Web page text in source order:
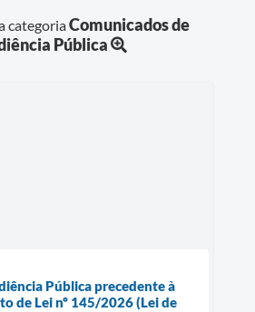
categoriaComunicados de
Pública
Pública precedente à
de Lei nº 145/2026 (Lei de